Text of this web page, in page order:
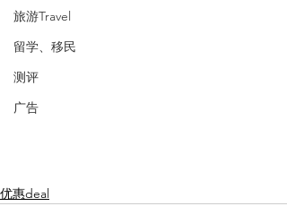
旅游Travel
留学、移民
测评
广告
优惠deal